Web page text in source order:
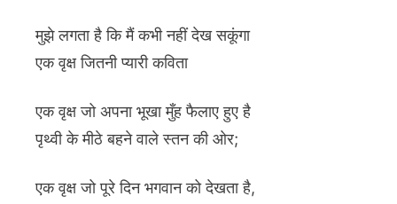
मुझे लगता है कि मैं कभी नहीं देख सकूंगा
एक वृक्ष जितनी प्यारी कविता
एक वृक्ष जो अपना भूखा मुँह फैलाए हुए है
पृथ्वी के मीठे बहने वाले स्तन की ओर;
एक वृक्ष जो पूरे दिन भगवान को देखता है,